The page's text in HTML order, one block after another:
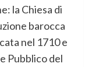
la Chiesa di
barocca
nel 1710 e
Pubblico del